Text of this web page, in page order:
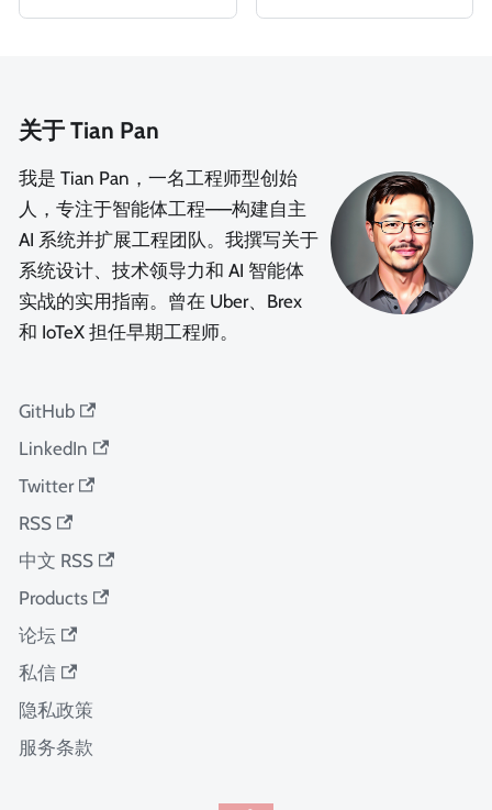
关于 Tian Pan
我是 Tian Pan，一名工程师型创始
人，专注于智能体工程——构建自主
AI 系统并扩展工程团队。我撰写关于
系统设计、技术领导力和 AI 智能体
实战的实用指南。曾在 Uber、Brex
和 IoTeX 担任早期工程师。
GitHub
LinkedIn
Twitter
RSS
中文 RSS
Products
论坛
私信
隐私政策
服务条款